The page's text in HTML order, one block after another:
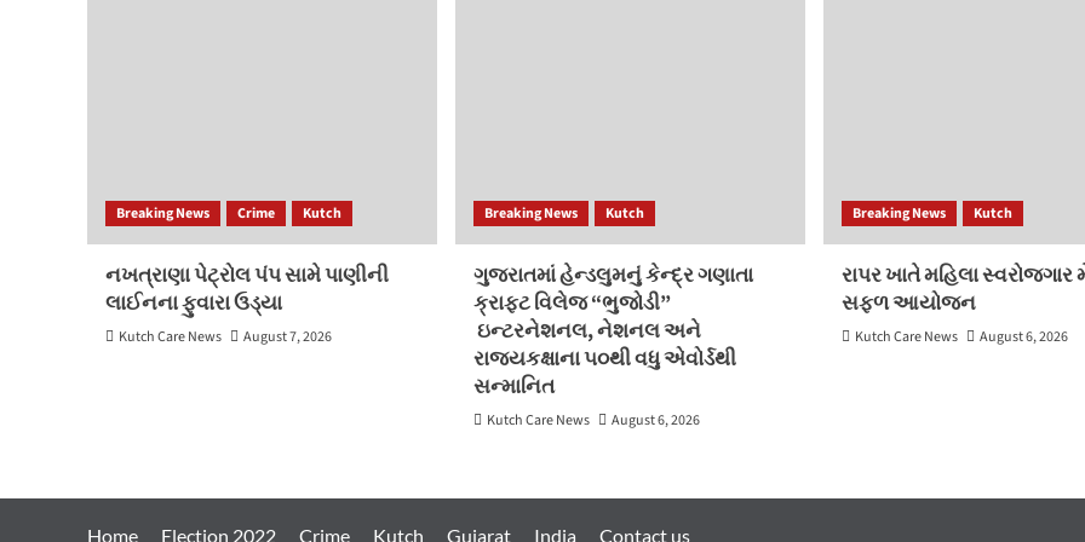
Breaking News Crime Kutch
નખત્રાણા પેટ્રોલ પંપ સામે પાણીની
લાઈનના ફુવારા ઉડ્યા
Kutch Care News August 7, 2026
Breaking News Kutch
ગુજરાતમાં હેન્ડલુમનું કેન્દ્ર ગણાતા
ક્રાફ્ટ વિલેજ “ભુજોડી”
ઇન્ટરનેશનલ, નેશનલ અને
રાજ્યકક્ષાના ૫૦થી વધુ એવોર્ડથી
સન્માનિત
Kutch Care News August 6, 2026
Breaking News Kutch
રાપર ખાતે મહિલા સ્વરોજગાર
સફળ આયોજન
Kutch Care News August 6, 2026
Home Election 2022 Crime Kutch Gujarat India Contact us